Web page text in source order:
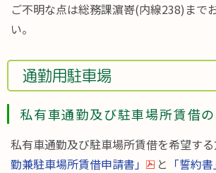
ご不明な点は総務課濵嵜(内線238)まで
い。
通勤用駐車場
私有車通勤及び駐車場所賃借
私有車通勤及び駐車場所賃借を希望する
勤兼駐車場所賃借申請書」
と 「誓約書